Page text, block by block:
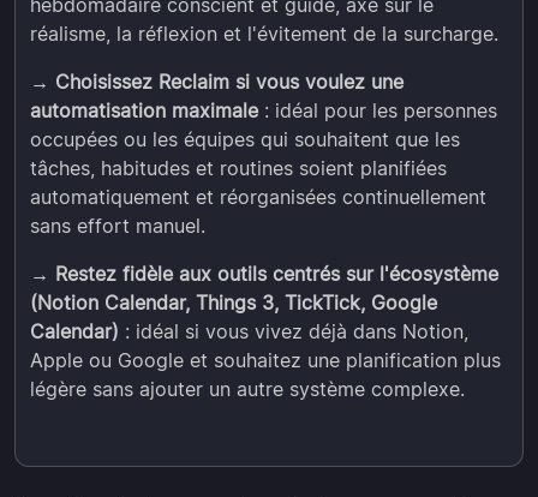
hebdomadaire conscient et guidé, axé sur le
réalisme, la réflexion et l'évitement de la surcharge.
→ Choisissez Reclaim si vous voulez une
automatisation maximale: idéal pour les personnes
occupées ou les équipes qui souhaitent que les
tâches, habitudes et routines soient planifiées
automatiquement et réorganisées continuellement
sans effort manuel.
→ Restez fidèle aux outils centrés sur l'écosystème
(Notion Calendar, Things 3, TickTick, Google
Calendar) : idéal si vous vivez déjà dans Notion,
Apple ou Google et souhaitez une planification plus
légère sans ajouter un autre système complexe.